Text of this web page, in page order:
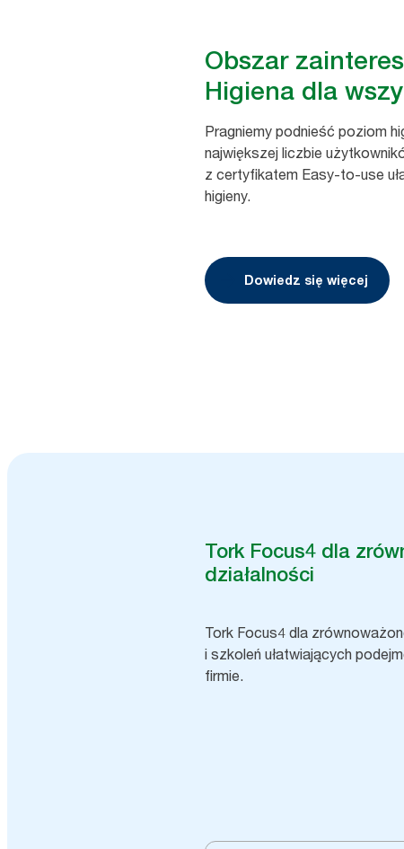
Obszar
Higiena dla
Pragniemy podnieść poziom
największej liczbie
z certyfikatem Easy-to-use
higieny.
Dowiedz się więcej
Tork Focus4 dla
działalności
Tork Focus4 dla
i szkoleń ułatwiających
firmie.